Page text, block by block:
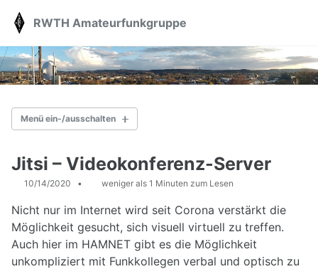
Skip
primary
navigation
Skip
content
Skip
footer
RWTH Amateurfunkgruppe
Menü ein-/ausschalten
ÜBER UNS
Station
Vorträge
Kontakt
Spenden
Jitsi – Videokonferenz-Server
10/14/2020 weniger als 1 Minuten zum Lesen
Nicht nur im Internet wird seit Corona verstärkt die
Möglichkeit gesucht, sich visuell virtuell zu treffen.
Auch hier im HAMNET gibt es die Möglichkeit
unkompliziert mit Funkkollegen verbal und optisch zu